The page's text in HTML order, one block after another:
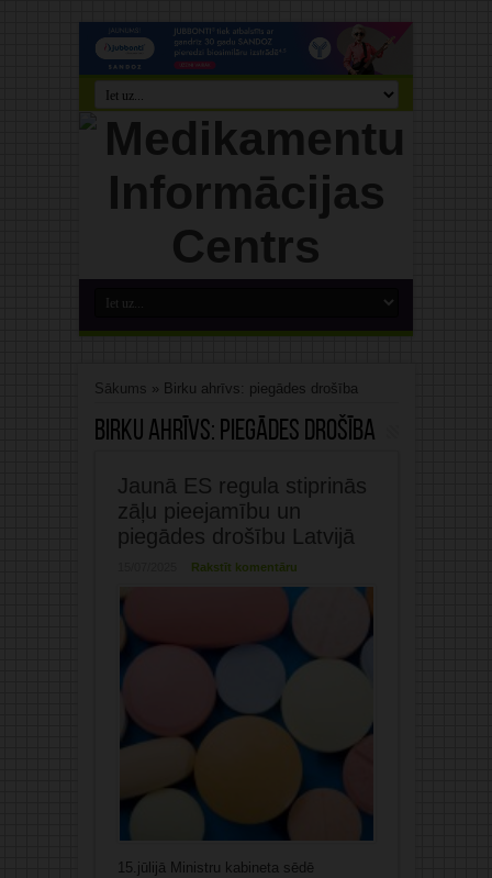
Sākums » Birku ahrīvs: piegādes drošība
Birku ahrīvs: piegādes drošība
Jaunā ES regula stiprinās
zāļu pieejamību un
piegādes drošību Latvijā
Rakstīt komentāru
15.jūlijā Ministru kabineta sēdē